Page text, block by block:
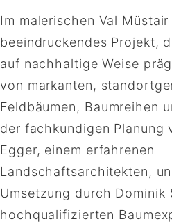
Im malerischen Val
beeindruckendes Projekt,
auf nachhaltige Weise
von markanten,
Feldbäumen, Baumreihen
der fachkundigen Planung
Egger, einem erfahrenen
Landschaftsarchitekten,
Umsetzung durch Dominik
hochqualifizierten